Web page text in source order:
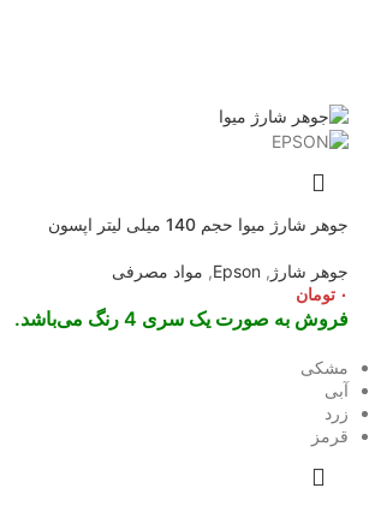
جوهر شارژ میوا حجم 140 میلی لیتر اپسون
جوهر شارژ ,
Epson
, مواد مصرفی
۰ تومان
فروش به صورت یک سری 4 رنگ می‌باشد.
مشکی
آبی
زرد
قرمز